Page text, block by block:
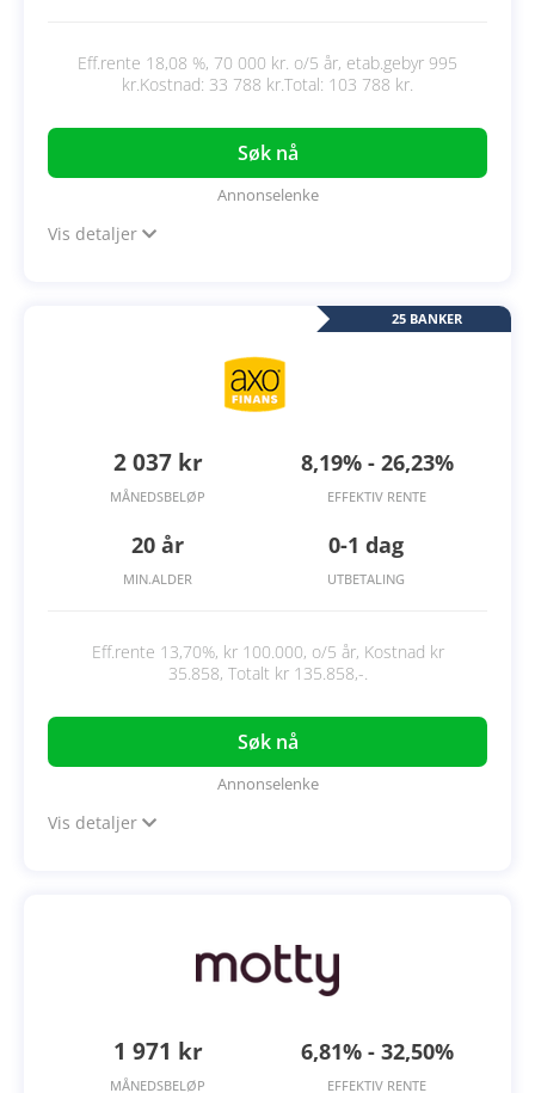
Eff.rente 18,08 %, 70 000 kr. o/5 år, etab.gebyr 995
kr.Kostnad: 33 788 kr.Total: 103 788 kr.
Søk nå
Annonselenke
Vis detaljer
25 BANKER
2 037 kr
MÅNEDSBELØP
8,19% - 26,23%
EFFEKTIV RENTE
20 år
MIN.ALDER
0-1 dag
UTBETALING
Eff.rente 13,70%, kr 100.000, o/5 år, Kostnad kr
35.858, Totalt kr 135.858,-.
Søk nå
Annonselenke
Vis detaljer
1 971 kr
MÅNEDSBELØP
6,81% - 32,50%
EFFEKTIV RENTE